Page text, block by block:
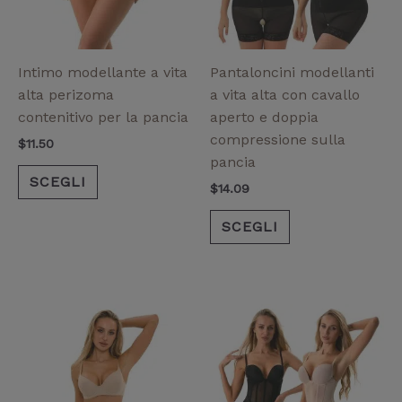
Intimo modellante a vita
alta perizoma
contenitivo per la pancia
$11.50
SCEGLI
opzioni
possono
essere
nella
Pantaloncini modellanti
a vita alta con cavallo
aperto e doppia
compressione sulla
pancia
$14.09
SCEGLI
opzioni
possono
essere
nella
pagina
Questo
prodotto
ha
più